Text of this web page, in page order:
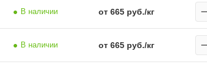
В наличии от 665 руб./кг
В наличии от 665 руб./кг